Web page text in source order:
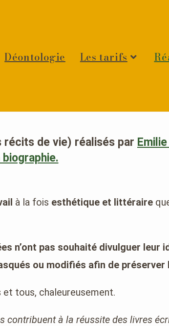
Déontologie Les tarifs
récits de vie) réalisés par
biographie.
à la fois esthétique et littéraire
n’ont pas souhaité divulguer leur
ou modifiés afin de préserver
tous, chaleureusement.
contribuent à la réussite des livres